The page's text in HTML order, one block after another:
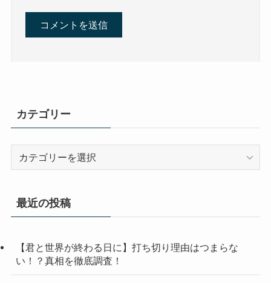
カテゴリー
リ
最近の投稿
【君と世界が終わる日に】打ち切り理由はつまらな
い！？真相を徹底調査！